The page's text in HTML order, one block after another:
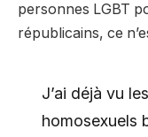
personnes LGBT
républicains, ce
J’ai déjà vu
homosexuels